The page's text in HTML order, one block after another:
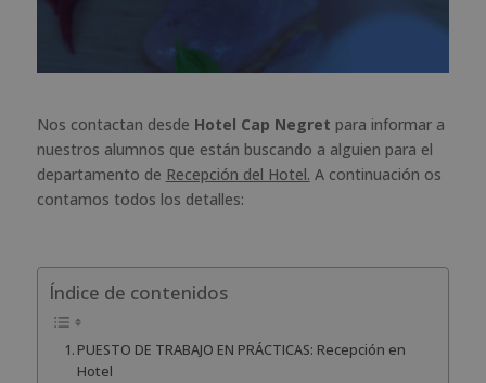
Nos contactan desde Hotel Cap Negret para informar a
nuestros alumnos que están buscando a alguien para el
departamento de Recepción del Hotel. A continuación os
contamos todos los detalles:
Índice de contenidos
PUESTO DE TRABAJO EN PRÁCTICAS: Recepción en
Hotel